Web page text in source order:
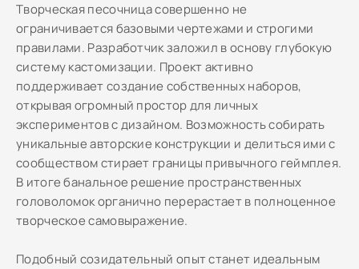
Творческая песочница совершенно не
ограничивается базовыми чертежами и строгими
правилами. Разработчик заложил в основу глубокую
систему кастомизации. Проект активно
поддерживает создание собственных наборов,
открывая огромный простор для личных
экспериментов с дизайном. Возможность собирать
уникальные авторские конструкции и делиться ими с
сообществом стирает границы привычного геймплея.
В итоге банальное решение пространственных
головоломок органично перерастает в полноценное
творческое самовыражение.
Подобный созидательный опыт станет идеальным